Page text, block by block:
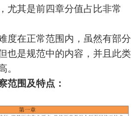
尤其是前四章分值占比非常
在正常范围内，虽然有部分
也是规范中的内容，并且此类
。
范围及特点：